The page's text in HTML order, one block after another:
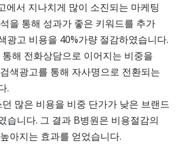
에서 지나치게 많이 소진되는 마케팅
을 통해 성과가 좋은 키워드를 추가
광고 비용을 40%가량 절감하였습니다.
해 전화상담으로 이어지는 비중을
색광고를 통해 자사명으로 전환되는
.
많은 비용을 비중 단가가 낮은 브랜드
습니다. 그 결과 B병원은 비용절감의
아지는 효과를 얻었습니다.